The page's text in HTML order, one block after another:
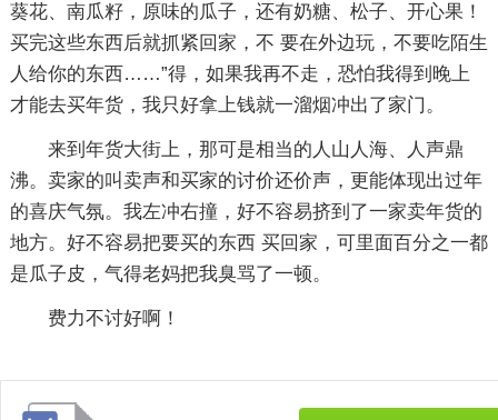
葵花、南瓜籽，原味的瓜子，还有奶糖、松子、开心果！
买完这些东西后就抓紧回家，不 要在外边玩，不要吃陌生
人给你的东西……”得，如果我再不走，恐怕我得到晚上
才能去买年货，我只好拿上钱就一溜烟冲出了家门。
来到年货大街上，那可是相当的人山人海、人声鼎
沸。卖家的叫卖声和买家的讨价还价声，更能体现出过年
的喜庆气氛。我左冲右撞，好不容易挤到了一家卖年货的
地方。好不容易把要买的东西 买回家，可里面百分之一都
是瓜子皮，气得老妈把我臭骂了一顿。
费力不讨好啊！